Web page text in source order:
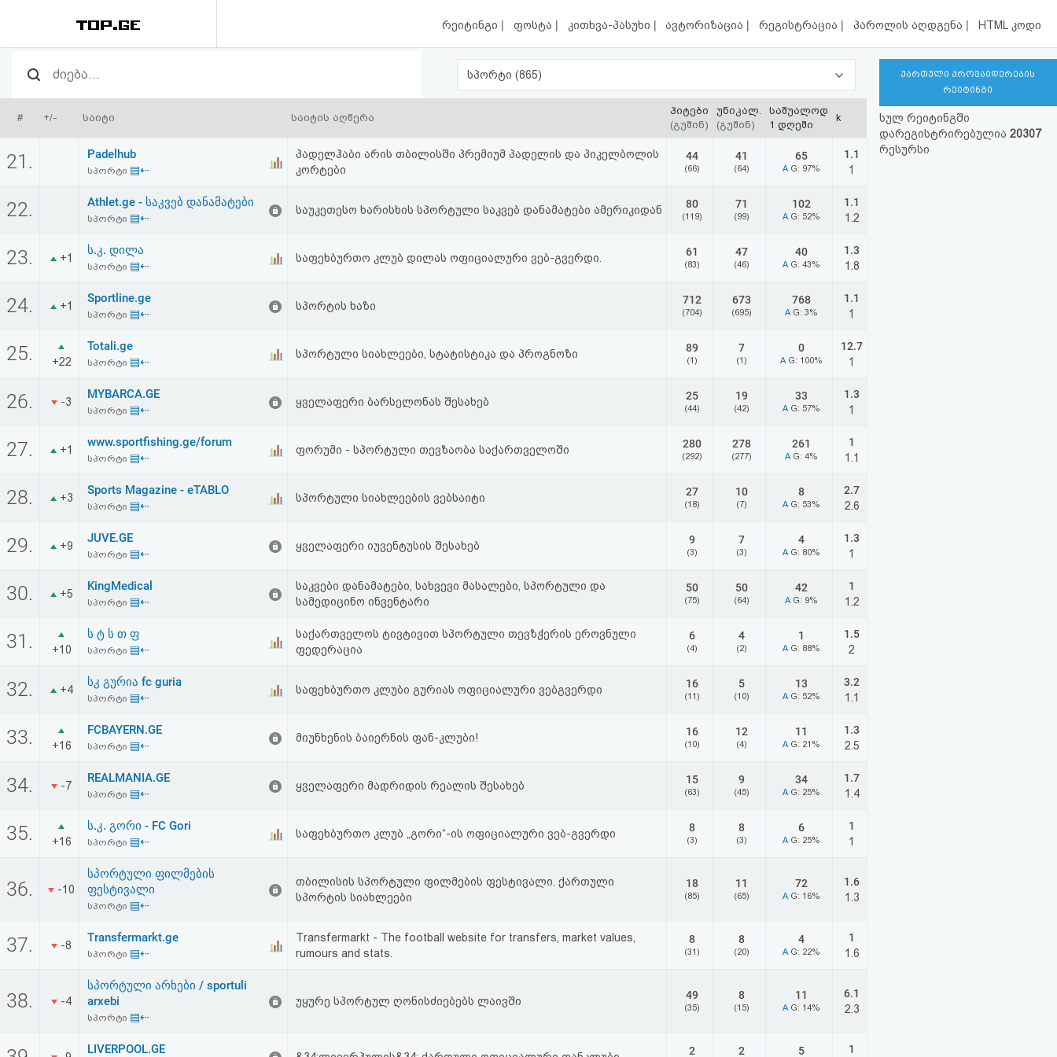
რეიტინგი | ფოსტა | კითხვა-პასუხი | ავტორიზაცია | რეგისტრაცია | პაროლის აღდგენა | HTML კოდი
რეიტინგი
(მთავარი)
ფოსტა
პასუხი
ავტორიზაცია
რეგისტრაცია
აღდგენა
HTML
შეთანხმება
პასუხისმგებლობის
უარყოფა
სპორტი (865)
# +/- საიტი საიტის აღწერა
ჰიტები
(გუშინ)
უნიკალ.
(გუშინ)
საშუალოდ
1 დღეში
k
21. Padelhub
სპორტი ▤⇠
პადელჰაბი არის თბილისში პრემიუმ პადელის და პიკელბოლის
კორტები
44
(66)
41
(64)
65
A G: 97%
1.1
1
22. Athlet.ge - საკვებ დანამატები
სპორტი ▤⇠
საუკეთესო ხარისხის სპორტული საკვებ დანამატები ამერიკიდან 80
(119)
71
(99)
102
A G: 52%
1.1
1.2
23. +1
ს.კ. დილა
სპორტი ▤⇠
საფეხბურთო კლუბ დილას ოფიციალური ვებ-გვერდი. 61
(83)
47
(46)
40
A G: 43%
1.3
1.8
24. +1
Sportline.ge
სპორტი ▤⇠
სპორტის ხაზი 712
(704)
673
(695)
768
A G: 3%
1.1
1
25. +22
Totali.ge
სპორტი ▤⇠
სპორტული სიახლეები, სტატისტიკა და პროგნოზი 89
(1)
7
(1)
0
A G: 100%
12.7
1
26. -3
MYBARCA.GE
სპორტი ▤⇠
ყველაფერი ბარსელონას შესახებ 25
(44)
19
(42)
33
A G: 57%
1.3
1
27. +1
www.sportfishing.ge/forum
სპორტი ▤⇠
ფორუმი - სპორტული თევზაობა საქართველოში 280
(292)
278
(277)
261
A G: 4%
1
1.1
28. +3
Sports Magazine - eTABLO
სპორტი ▤⇠
სპორტული სიახლეების ვებსაიტი 27
(18)
10
(7)
8
A G: 53%
2.7
2.6
29. +9
JUVE.GE
სპორტი ▤⇠
ყველაფერი იუვენტუსის შესახებ 9
(3)
7
(3)
4
A G: 80%
1.3
1
30. +5
KingMedical
სპორტი ▤⇠
საკვები დანამატები, სახვევი მასალები, სპორტული და
სამედიცინო ინვენტარი
50
(75)
50
(64)
42
A G: 9%
1
1.2
31. +10
ს ტ ს თ ფ
სპორტი ▤⇠
საქართველოს ტივტივით სპორტული თევზჭერის ეროვნული
ფედერაცია
6
(4)
4
(2)
1
A G: 88%
1.5
2
32. +4
სკ გურია fc guria
სპორტი ▤⇠
საფეხბურთო კლუბი გურიას ოფიციალური ვებგვერდი 16
(11)
5
(10)
13
A G: 52%
3.2
1.1
33. +16
FCBAYERN.GE
სპორტი ▤⇠
მიუნხენის ბაიერნის ფან-კლუბი! 16
(10)
12
(4)
11
A G: 21%
1.3
2.5
34. -7
REALMANIA.GE
სპორტი ▤⇠
ყველაფერი მადრიდის რეალის შესახებ 15
(63)
9
(45)
34
A G: 25%
1.7
1.4
35. +16
ს.კ. გორი - FC Gori
სპორტი ▤⇠
საფეხბურთო კლუბ „გორი“-ის ოფიციალური ვებ-გვერდი 8
(3)
8
(3)
6
A G: 25%
1
1
36. -10
სპორტული ფილმების
ფესტივალი
სპორტი ▤⇠
თბილისის სპორტული ფილმების ფესტივალი. ქართული
სპორტის სიახლეები
18
(85)
11
(65)
72
A G: 16%
1.6
1.3
37. -8
Transfermarkt.ge
სპორტი ▤⇠
Transfermarkt - The football website for transfers, market values,
rumours and stats.
8
(31)
8
(20)
4
A G: 22%
1
1.6
38. -4
სპორტული არხები / sportuli
arxebi
სპორტი ▤⇠
უყურე სპორტულ ღონისძიებებს ლაივში 49
(35)
8
(15)
11
A G: 14%
6.1
2.3
LIVERPOOL.GE 2 2 5 1
ქართული პროვაიდერების
რეიტინგი
სულ რეიტინგში
დარეგისტრირებულია 20307
რესურსი